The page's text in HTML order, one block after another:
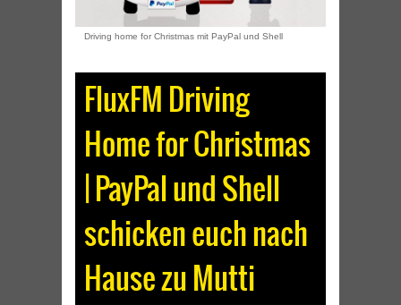
Driving home for Christmas mit PayPal und Shell
FluxFM Driving
Home for Christmas
| PayPal und Shell
schicken euch nach
Hause zu Mutti